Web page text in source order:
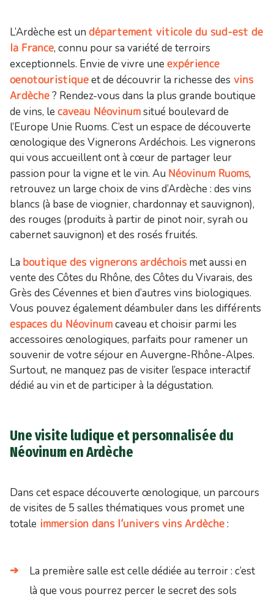
L’Ardèche est un département viticole du sud-est de
la France, connu pour sa variété de terroirs
exceptionnels. Envie de vivre une expérience
oenotouristiqueet de découvrir la richesse des vins
Ardèche? Rendez-vous dans la plus grande boutique
de vins, le caveau Néovinumsitué boulevard de
l’Europe Unie Ruoms. C’est un espace de découverte
œnologique des Vignerons Ardéchois. Les vignerons
qui vous accueillent ont à cœur de partager leur
passion pour la vigne et le vin. Au Néovinum Ruoms,
retrouvez un large choix de vins d’Ardèche : des vins
blancs (à base de viognier, chardonnay et sauvignon),
des rouges (produits à partir de pinot noir, syrah ou
cabernet sauvignon) et des rosés fruités.
La boutique des vignerons ardéchois met aussi en
vente des Côtes du Rhône, des Côtes du Vivarais, des
Grès des Cévennes et bien d’autres vins biologiques.
Vous pouvez également déambuler dans les différents
espaces du Néovinumcaveau et choisir parmi les
accessoires œnologiques, parfaits pour ramener un
souvenir de votre séjour en Auvergne-Rhône-Alpes.
Surtout, ne manquez pas de visiter l’espace interactif
dédié au vin et de participer à la dégustation.
Une visite ludique et personnalisée du
Néovinum en Ardèche
Dans cet espace découverte œnologique, un parcours
de visites de 5 salles thématiques vous promet une
totale immersion dans l’univers vins Ardèche:
La première salle est celle dédiée au terroir : c’est
là que vous pourrez percer le secret des sols